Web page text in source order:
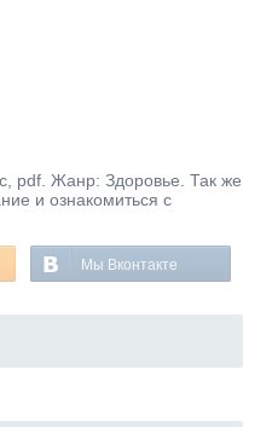
pdf. Жанр: Здоровье. Так же
и ознакомиться с
Мы Вконтакте